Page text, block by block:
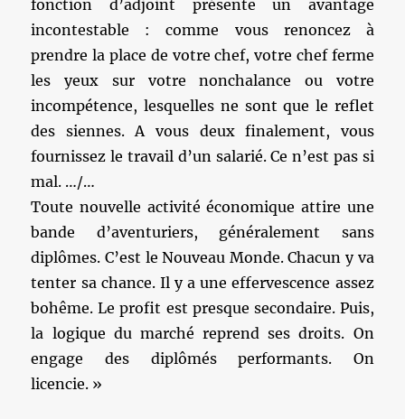
fonction d’adjoint présente un avantage
incontestable : comme vous renoncez à
prendre la place de votre chef, votre chef ferme
les yeux sur votre nonchalance ou votre
incompétence, lesquelles ne sont que le reflet
des siennes. A vous deux finalement, vous
fournissez le travail d’un salarié. Ce n’est pas si
mal. …/…
Toute nouvelle activité économique attire une
bande d’aventuriers, généralement sans
diplômes. C’est le Nouveau Monde. Chacun y va
tenter sa chance. Il y a une effervescence assez
bohême. Le profit est presque secondaire. Puis,
la logique du marché reprend ses droits. On
engage des diplômés performants. On
licencie. »